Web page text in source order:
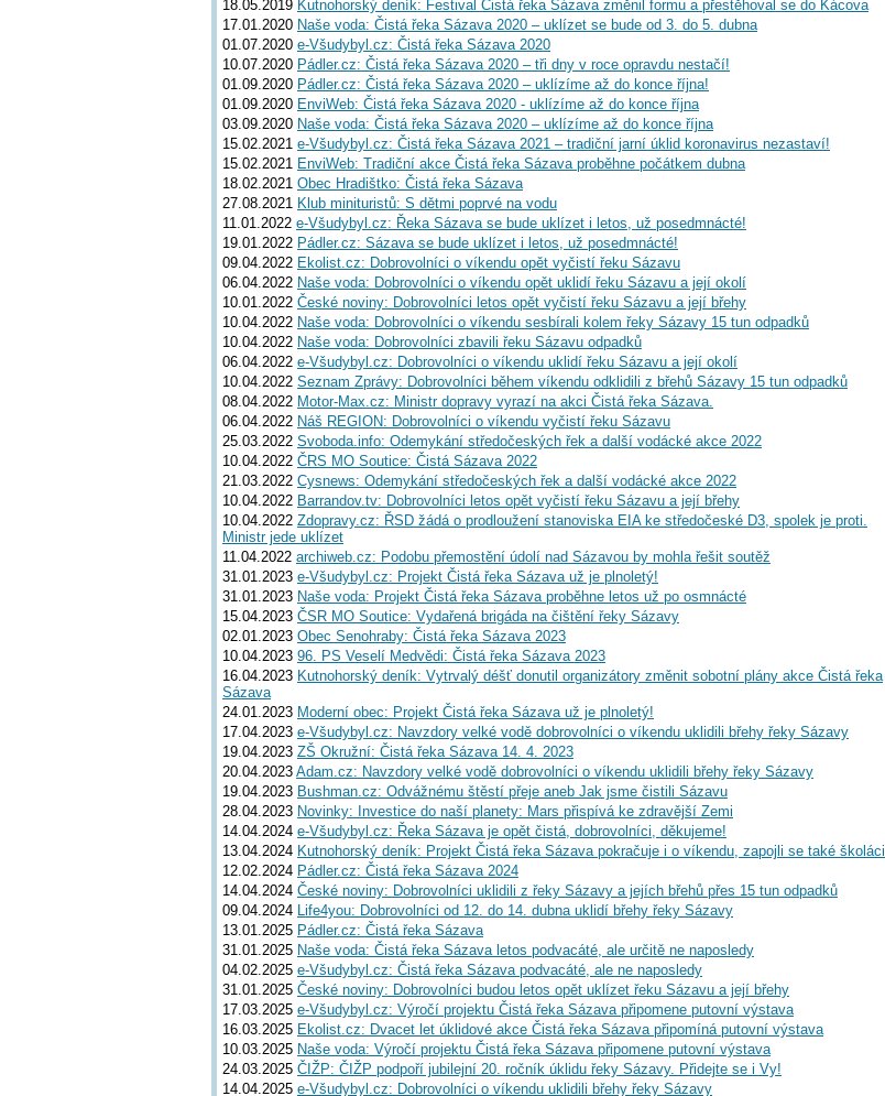
18.05.2019 Kutnohorský deník: Festival Čistá řeka Sázava změnil formu a přestěhoval se do Kácova
17.01.2020 Naše voda: Čistá řeka Sázava 2020 – uklízet se bude od 3. do 5. dubna
01.07.2020 e-Všudybyl.cz: Čistá řeka Sázava 2020
10.07.2020 Pádler.cz: Čistá řeka Sázava 2020 – tři dny v roce opravdu nestačí!
01.09.2020 Pádler.cz: Čistá řeka Sázava 2020 – uklízíme až do konce října!
01.09.2020 EnviWeb: Čistá řeka Sázava 2020 - uklízíme až do konce října
03.09.2020 Naše voda: Čistá řeka Sázava 2020 – uklízíme až do konce října
15.02.2021 e-Všudybyl.cz: Čistá řeka Sázava 2021 – tradiční jarní úklid koronavirus nezastaví!
15.02.2021 EnviWeb: Tradiční akce Čistá řeka Sázava proběhne počátkem dubna
18.02.2021 Obec Hradištko: Čistá řeka Sázava
27.08.2021 Klub minituristů: S dětmi poprvé na vodu
11.01.2022 e-Všudybyl.cz: Řeka Sázava se bude uklízet i letos, už posedmnácté!
19.01.2022 Pádler.cz: Sázava se bude uklízet i letos, už posedmnácté!
09.04.2022 Ekolist.cz: Dobrovolníci o víkendu opět vyčistí řeku Sázavu
06.04.2022 Naše voda: Dobrovolníci o víkendu opět uklidí řeku Sázavu a její okolí
10.01.2022 České noviny: Dobrovolníci letos opět vyčistí řeku Sázavu a její břehy
10.04.2022 Naše voda: Dobrovolníci o víkendu sesbírali kolem řeky Sázavy 15 tun odpadků
10.04.2022 Naše voda: Dobrovolníci zbavili řeku Sázavu odpadků
06.04.2022 e-Všudybyl.cz: Dobrovolníci o víkendu uklidí řeku Sázavu a její okolí
10.04.2022 Seznam Zprávy: Dobrovolníci během víkendu odklidili z břehů Sázavy 15 tun odpadků
08.04.2022 Motor-Max.cz: Ministr dopravy vyrazí na akci Čistá řeka Sázava.
06.04.2022 Náš REGION: Dobrovolníci o víkendu vyčistí řeku Sázavu
25.03.2022 Svoboda.info: Odemykání středočeských řek a další vodácké akce 2022
10.04.2022 ČRS MO Soutice: Čistá Sázava 2022
21.03.2022 Cysnews: Odemykání středočeských řek a další vodácké akce 2022
10.04.2022 Barrandov.tv: Dobrovolníci letos opět vyčistí řeku Sázavu a její břehy
10.04.2022 Zdopravy.cz: ŘSD žádá o prodloužení stanoviska EIA ke středočeské D3, spolek je proti.
Ministr jede uklízet
11.04.2022 archiweb.cz: Podobu přemostění údolí nad Sázavou by mohla řešit soutěž
31.01.2023 e-Všudybyl.cz: Projekt Čistá řeka Sázava už je plnoletý!
31.01.2023 Naše voda: Projekt Čistá řeka Sázava proběhne letos už po osmnácté
15.04.2023 ČSR MO Soutice: Vydařená brigáda na čištění řeky Sázavy
02.01.2023 Obec Senohraby: Čistá řeka Sázava 2023
10.04.2023 96. PS Veselí Medvědi: Čistá řeka Sázava 2023
16.04.2023 Kutnohorský deník: Vytrvalý déšť donutil organizátory změnit sobotní plány akce Čistá řeka
Sázava
24.01.2023 Moderní obec: Projekt Čistá řeka Sázava už je plnoletý!
17.04.2023 e-Všudybyl.cz: Navzdory velké vodě dobrovolníci o víkendu uklidili břehy řeky Sázavy
19.04.2023 ZŠ Okružní: Čistá řeka Sázava 14. 4. 2023
20.04.2023 Adam.cz: Navzdory velké vodě dobrovolníci o víkendu uklidili břehy řeky Sázavy
19.04.2023 Bushman.cz: Odvážnému štěstí přeje aneb Jak jsme čistili Sázavu
28.04.2023 Novinky: Investice do naší planety: Mars přispívá ke zdravější Zemi
14.04.2024 e-Všudybyl.cz: Řeka Sázava je opět čistá, dobrovolníci, děkujeme!
13.04.2024 Kutnohorský deník: Projekt Čistá řeka Sázava pokračuje i o víkendu, zapojli se také školáci
12.02.2024 Pádler.cz: Čistá řeka Sázava 2024
14.04.2024 České noviny: Dobrovolníci uklidili z řeky Sázavy a jejích břehů přes 15 tun odpadků
09.04.2024 Life4you: Dobrovolníci od 12. do 14. dubna uklidí břehy řeky Sázavy
13.01.2025 Pádler.cz: Čistá řeka Sázava
31.01.2025 Naše voda: Čistá řeka Sázava letos podvacáté, ale určitě ne naposledy
04.02.2025 e-Všudybyl.cz: Čistá řeka Sázava podvacáté, ale ne naposledy
31.01.2025 České noviny: Dobrovolníci budou letos opět uklízet řeku Sázavu a její břehy
17.03.2025 e-Všudybyl.cz: Výročí projektu Čistá řeka Sázava připomene putovní výstava
16.03.2025 Ekolist.cz: Dvacet let úklidové akce Čistá řeka Sázava připomíná putovní výstava
10.03.2025 Naše voda: Výročí projektu Čistá řeka Sázava připomene putovní výstava
24.03.2025 ČIŽP: ČIŽP podpoří jubilejní 20. ročník úklidu řeky Sázavy. Přidejte se i Vy!
14.04.2025 e-Všudybyl.cz: Dobrovolníci o víkendu uklidili břehy řeky Sázavy